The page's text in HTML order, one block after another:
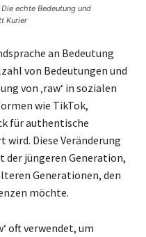
echte Bedeutung und
Kurier
an Bedeutung
von Bedeutungen und
von ‚raw‘ in sozialen
wie TikTok,
für authentische
Diese Veränderung
jüngeren Generation,
Generationen, den
möchte.
oft verwendet, um